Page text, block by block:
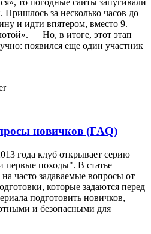
за несколько часов до
и идти впятером, вместо 9.
Но, в итоге, этот этап
появился еще один участник
новичков (FAQ)
года клуб открывает серию
первые походы". В статье
часто задаваемые вопросы от
которые задаются перед
подготовить новичков,
и безопасными для